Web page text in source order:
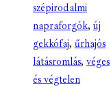
szépirodalmi
napraforgók, új
gekkófaj, űrhajós
látásromlás, véges
és végtelen